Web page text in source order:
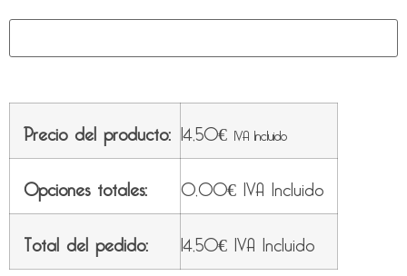
Precio del producto: 14,50€ IVA Incluido
Opciones totales: 0,00€ IVA Incluido
Total del pedido:
14,50€ IVA Incluido